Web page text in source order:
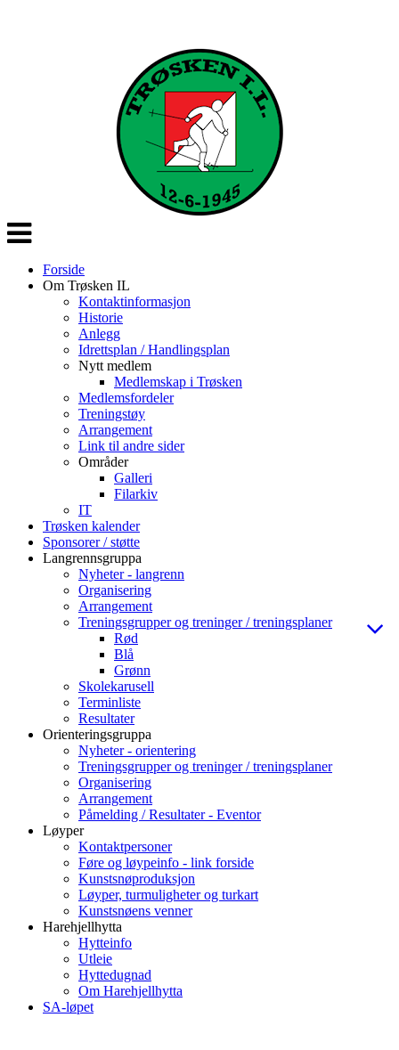
Veksle
navigasjon
Forside
Om Trøsken IL
Kontaktinformasjon
Historie
Anlegg
Idrettsplan / Handlingsplan
Nytt medlem
Medlemskap i Trøsken
Medlemsfordeler
Treningstøy
Arrangement
Link til andre sider
Områder
Galleri
Filarkiv
IT
Trøsken kalender
Sponsorer / støtte
Langrennsgruppa
Nyheter - langrenn
Organisering
Arrangement
Treningsgrupper og treninger / treningsplaner
Rød
Blå
Grønn
Skolekarusell
Terminliste
Resultater
Orienteringsgruppa
Nyheter - orientering
Treningsgrupper og treninger / treningsplaner
Organisering
Arrangement
Påmelding / Resultater - Eventor
Løyper
Kontaktpersoner
Føre og løypeinfo - link forside
Kunstsnøproduksjon
Løyper, turmuligheter og turkart
Kunstsnøens venner
Harehjellhytta
Hytteinfo
Utleie
Hyttedugnad
Om Harehjellhytta
SA-løpet